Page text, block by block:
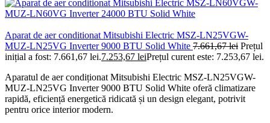
Aparat de aer conditionat Mitsubishi Electric MSZ-LN25VGW-
MUZ-LN25VG Inverter 9000 BTU Solid White 7.661,67lei Prețul
inițial a fost: 7.661,67 lei.7.253,67 leiPrețul curent este: 7.253,67 lei.
Aparatul de aer condiționat Mitsubishi Electric MSZ-LN25VGW-
MUZ-LN25VG Inverter 9000 BTU Solid White oferă climatizare
rapidă, eficiență energetică ridicată și un design elegant, potrivit
pentru orice interior modern.